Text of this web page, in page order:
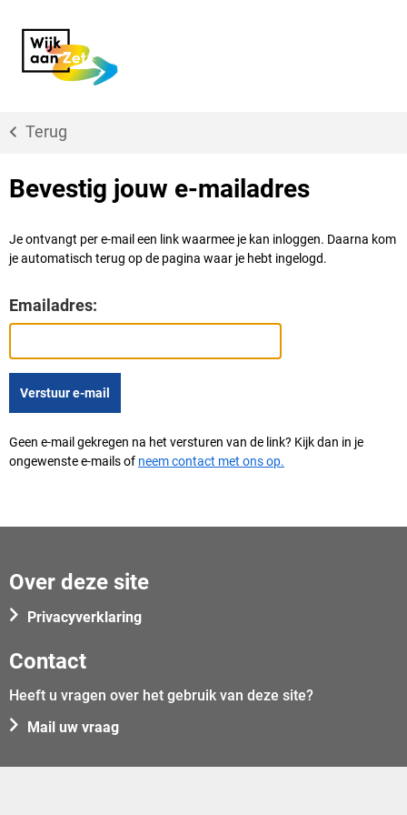
Terug
Bevestig jouw e-mailadres
Je ontvangt per e-mail een link waarmee je kan inloggen. Daarna kom
je automatisch terug op de pagina waar je hebt ingelogd.
Emailadres:
Geen e-mail gekregen na het versturen van de link? Kijk dan in je
ongewenste e-mails of neem contact met ons op.
Over deze site
Privacyverklaring
Contact
Heeft u vragen over het gebruik van deze site?
Mail uw vraag